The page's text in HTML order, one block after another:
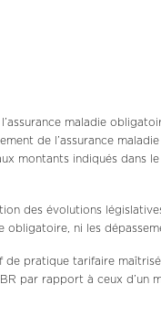
maladie
de l’assurance
montants indiqués dans
des évolutions
ni les
pratique tarifaire
par rapport à ceux d’un